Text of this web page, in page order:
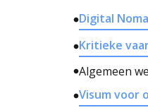
Digital
Kritieke
Algemeen
Visum voor